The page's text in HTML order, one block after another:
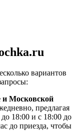
вариантов
и Московской
предлагая
18:00 и с 18:00 до
до приезда, чтобы